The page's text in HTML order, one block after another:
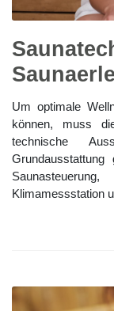
Um optimale
können, muss
technische
Klimamessstation